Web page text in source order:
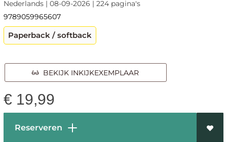
Nederlands | 08-09-2026 | 224 pagina's
9789059965607
Paperback / softback
BEKIJK INKIJKEXEMPLAAR
€ 19,99
Reserveren